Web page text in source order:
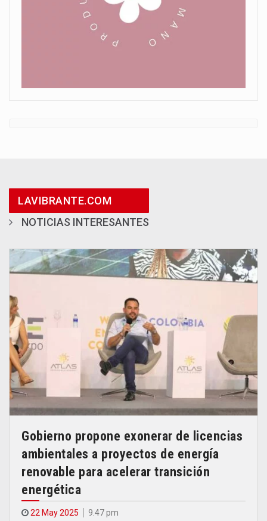
LAVIBRANTE.COM
NOTICIAS INTERESANTES
Gobierno propone exonerar de licencias
ambientales a proyectos de energía
renovable para acelerar transición
energética
22 May 2025 9.47 pm